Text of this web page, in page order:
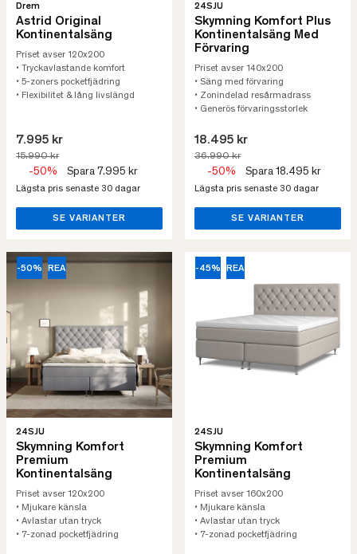
Drem
Astrid Original
Kontinentalsäng
Priset avser 120x200
• Tryckavlastande komfort
• 5-zoners pocketfjädring
• Flexibilitet & lång livslängd
7.995 kr
15.990 kr
-50% Spara 7.995 kr
Lägsta pris senaste 30 dagar
SE VARIANTER
24SJU
Skymning Komfort Plus
Kontinentalsäng Med
Förvaring
Priset avser 140x200
• Säng med förvaring
• Zonindelad resårmadrass
• Generös förvaringsstorlek
18.495 kr
36.990 kr
-50% Spara 18.495 kr
Lägsta pris senaste 30 dagar
SE VARIANTER
-50% REA
24SJU
Skymning Komfort
Premium
Kontinentalsäng
Priset avser 120x200
• Mjukare känsla
• Avlastar utan tryck
• 7-zonad pocketfjädring
-45% REA
24SJU
Skymning Komfort
Premium
Kontinentalsäng
Priset avser 160x200
• Mjukare känsla
• Avlastar utan tryck
• 7-zonad pocketfjädring